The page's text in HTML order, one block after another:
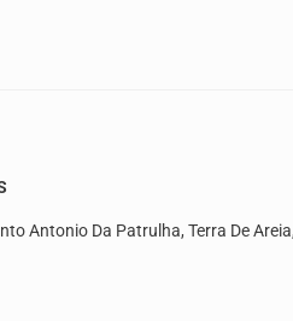
Antonio Da Patrulha, Terra De